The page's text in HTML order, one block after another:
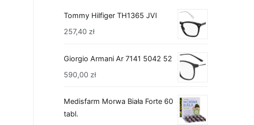
Tommy Hilfiger TH1365 JVI
257,40 zł
Giorgio Armani Ar 7141 5042 52
590,00 zł
Medisfarm Morwa Biała Forte 60
tabl.